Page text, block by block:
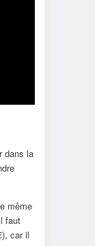
dans la
même
faut
car il